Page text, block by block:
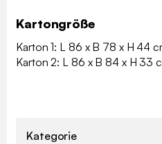
Kartongröße
Karton 1: L 86 x B 78 x H 44
Karton 2: L 86 x B 84 x H 33
Kategorie